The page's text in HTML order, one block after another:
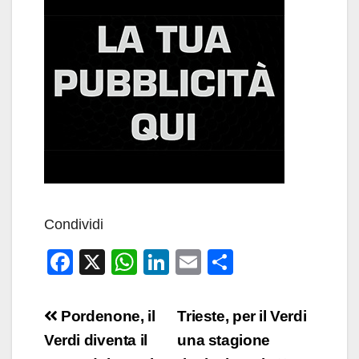
Condividi
F
c
e
X
W
at
s
Li
k
e
E
ail n
di
Navigazione
articoli
Trieste, per il Verdi
una stagione
Pordenone, il
Verdi diventa il